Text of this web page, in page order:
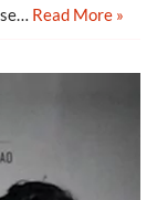
Read More »